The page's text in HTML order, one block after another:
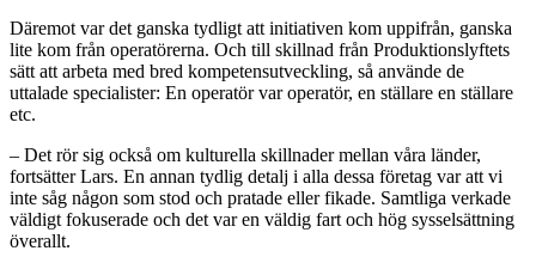
Däremot var det ganska tydligt att initiativen kom uppifrån, ganska
lite kom från operatörerna. Och till skillnad från Produktionslyftets
sätt att arbeta med bred kompetensutveckling, så använde de
uttalade specialister: En operatör var operatör, en ställare en ställare
etc.
– Det rör sig också om kulturella skillnader mellan våra länder,
fortsätter Lars. En annan tydlig detalj i alla dessa företag var att vi
inte såg någon som stod och pratade eller fikade. Samtliga verkade
väldigt fokuserade och det var en väldig fart och hög sysselsättning
överallt.